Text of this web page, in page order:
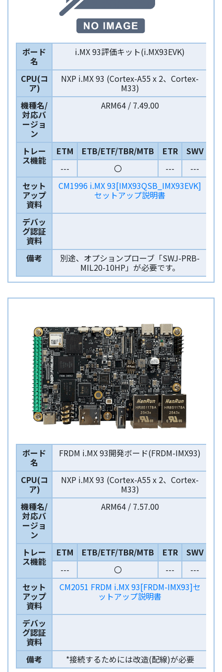
ボード
名
i.MX 93評価キット(i.MX93EVK)
CPU(コ
ア)
NXP i.MX 93 (Cortex-A55 x 2、Cortex-
M33)
機種名/
対応バ
ージョ
ン
ARM64 / 7.49.00
トレー
ス機能
ETM ETB/ETF/TBR/MTB ETR
SWV
---
〇 ---
---
セット
アップ
資料
CM1996 i.MX 93[IMX93QSB_IMX93EVK]
セットアップ説明書
デバッ
グ認証
資料
備考
別途、オプションプローブ「SWJ-PRB-
MIL20-10HP」が必要です。
ボード
名
FRDM i.MX 93開発ボード(FRDM-IMX93)
CPU(コ
ア)
NXP i.MX 93 (Cortex-A55 x 2、Cortex-
M33)
機種名/
対応バ
ージョ
ン
ARM64 / 7.57.00
トレー
ス機能
ETM ETB/ETF/TBR/MTB ETR
SWV
---
〇 ---
---
セット
アップ
資料
CM2051 FRDM i.MX 93[FRDM-IMX93]セ
ットアップ説明書
デバッ
グ認証
資料
備考
*接続するためには改造(配線)が必要